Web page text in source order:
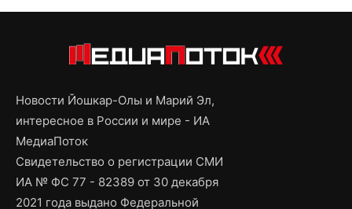
Новости Йошкар-Олы и Марий Эл,
интересное в России и мире - ИА
МедиаПоток
Свидетельство о регистрации СМИ
ИА № ФС 77 - 82389 от 30 декабря
2021 года выдано Федеральной